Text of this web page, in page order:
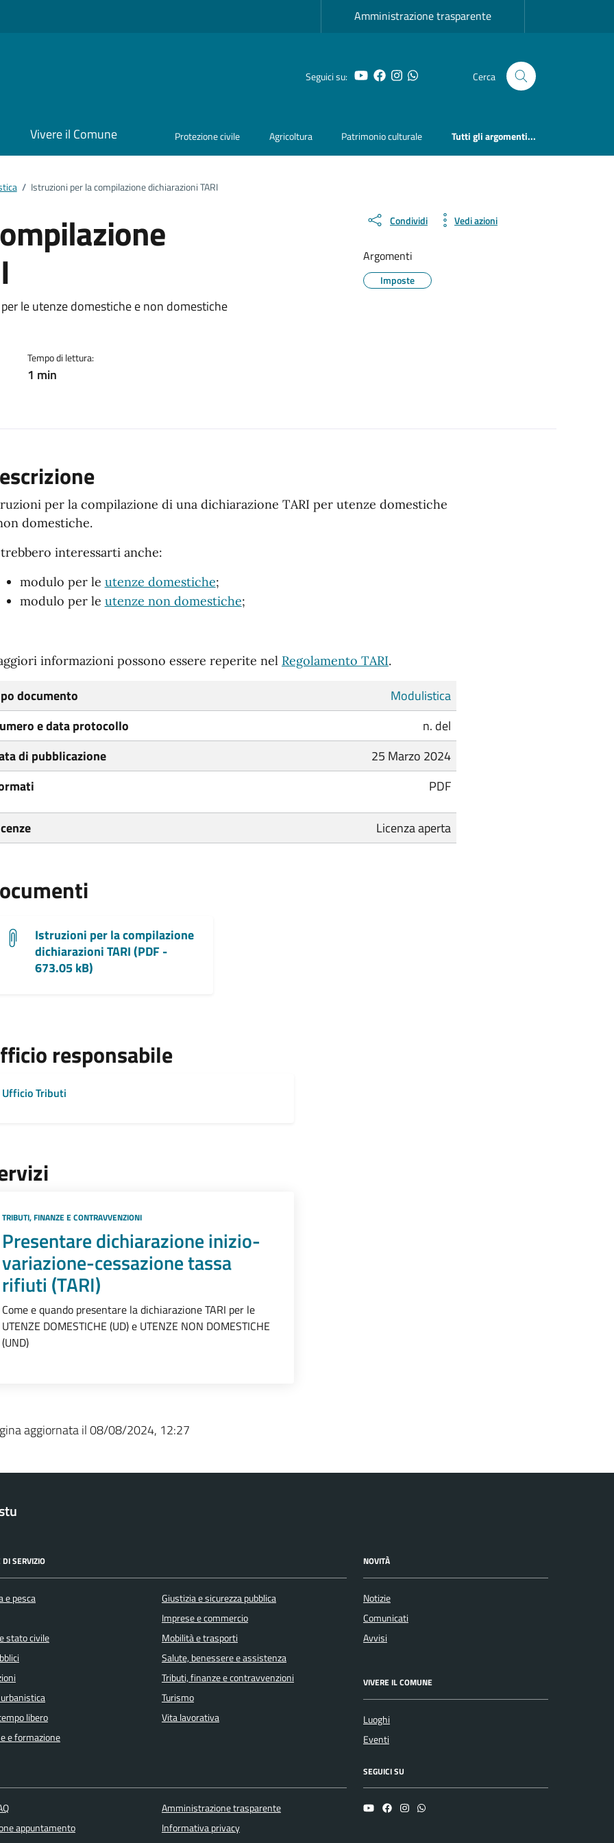
Amministrazione trasparente
Seguici su: YouTube
Facebook
Instagram
Whatsapp Cerca
Vivere il Comune Protezione civile Agricoltura Patrimonio culturale Tutti gli argomenti...
/ Istruzioni per la compilazione dichiarazioni TARI
le utenze domestiche e non domestiche
Tempo di lettura:
1 min
Condividi Vedi azioni
Argomenti
Imposte
per la compilazione di una dichiarazione TARI per utenze domestiche
domestiche.
interessarti anche:
modulo per le utenze domestiche;
modulo per le utenze non domestiche;
informazioni possono essere reperite nel Regolamento TARI.
documento
Modulistica
e data protocollo
n. del
di pubblicazione
25 Marzo 2024
PDF
Licenza aperta
Istruzioni per la compilazione
dichiarazioni TARI (PDF -
673.05 kB)
responsabile
Ufficio Tributi
TRIBUTI, FINANZE E CONTRAVVENZIONI
Presentare dichiarazione inizio-
variazione-cessazione tassa
rifiuti (TARI)
Come e quando presentare la dichiarazione TARI per le
UTENZE DOMESTICHE (UD) e UTENZE NON DOMESTICHE
(UND)
aggiornata il 08/08/2024, 12:27
DI SERVIZIO
e pesca
stato civile
libero
e formazione
Giustizia e sicurezza pubblica
Imprese e commercio
Mobilità e trasporti
Salute, benessere e assistenza
Tributi, finanze e contravvenzioni
Turismo
Vita lavorativa
NOVITÀ
Notizie
Comunicati
Avvisi
VIVERE IL COMUNE
Luoghi
Eventi
appuntamento
Amministrazione trasparente
Informativa privacy
SEGUICI SU
YouTubeFacebookInstagramWhatsapp